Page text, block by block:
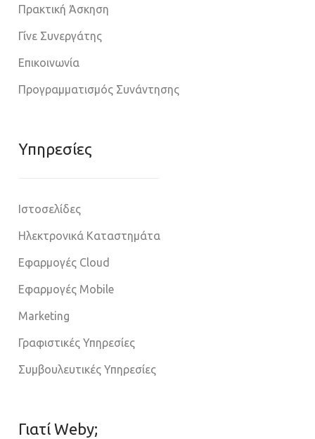
Πρακτική Άσκηση
Γίνε Συνεργάτης
Επικοινωνία
Προγραμματισμός Συνάντησης
Υπηρεσίες
Ιστοσελίδες
Ηλεκτρονικά Καταστημάτα
Εφαρμογές Cloud
Εφαρμογές Mobile
Marketing
Γραφιστικές Υπηρεσίες
Συμβουλευτικές Υπηρεσίες
Γιατί Weby;